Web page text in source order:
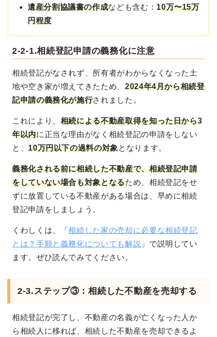
遺産分割協議書の作成なども含む：10万〜15万
円程度
2-2-1.相続登記申請の義務化に注意
相続登記がなされず、所有者がわからなくなった土
地や空き家が増えてきたため、 2024年4月から相続登
記申請の義務化が施行されました。
これにより、 相続による不動産取得を知った日から3
年以内に正当な理由がなく相続登記の申請をしない
と、10万円以下の過料の対象となります。
義務化される前に相続した不動産で、相続登記申請
をしていない場合も対象となるため、相続登記をせ
ずに放置している不動産がある場合は、早めに相続
登記申請をしましょう。
くわしくは、「相続した家の売却に必要な相続登記
とは？手順と義務化についても解説 」で説明してい
ます。ぜひ読んでみてください。
2-3.ステップ③：相続した不動産を売却する
相続登記が完了し、不動産の名義が亡くなった人か
ら相続人に移れば、相続した不動産を売却できるよ